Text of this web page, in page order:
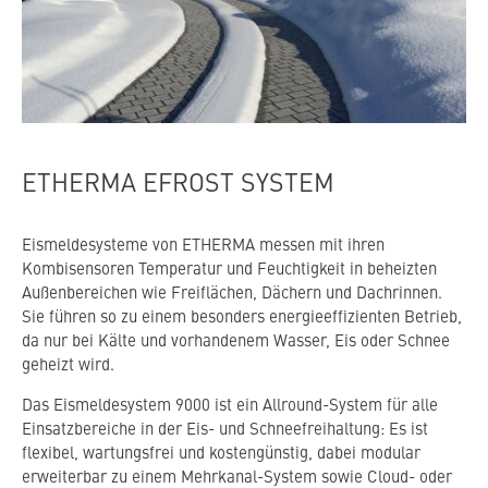
KONTAKT
KARRIERE
NEWSLETTER
ETHERMA EFROST SYSTEM
Eismeldesysteme von ETHERMA messen mit ihren
Kombisensoren Temperatur und Feuchtigkeit in beheizten
Außenbereichen wie Freiflächen, Dächern und Dachrinnen.
Sie führen so zu einem besonders energieeffizienten Betrieb,
da nur bei Kälte und vorhandenem Wasser, Eis oder Schnee
geheizt wird.
Das Eismeldesystem 9000 ist ein Allround-System für alle
Einsatzbereiche in der Eis- und Schneefreihaltung: Es ist
flexibel, wartungsfrei und kostengünstig, dabei modular
erweiterbar zu einem Mehrkanal-System sowie Cloud- oder